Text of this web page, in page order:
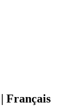
Français